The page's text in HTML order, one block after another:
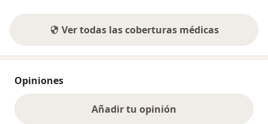
Ver todas las coberturas médicas
Opiniones
Añadir tu opinión